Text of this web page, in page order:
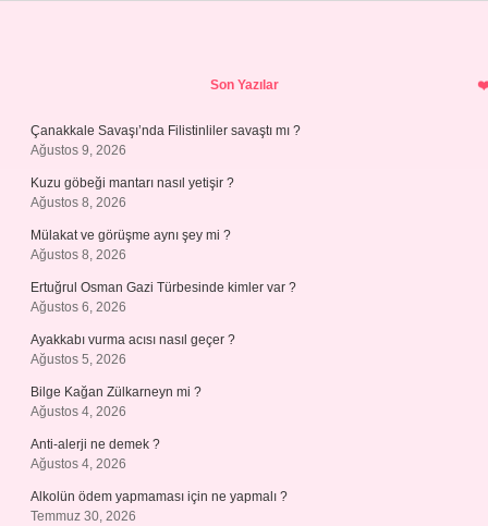
Son Yazılar
Çanakkale Savaşı’nda Filistinliler savaştı mı ?
Ağustos 9, 2026
Kuzu göbeği mantarı nasıl yetişir ?
Ağustos 8, 2026
Mülakat ve görüşme aynı şey mi ?
Ağustos 8, 2026
Ertuğrul Osman Gazi Türbesinde kimler var ?
Ağustos 6, 2026
Ayakkabı vurma acısı nasıl geçer ?
Ağustos 5, 2026
Bilge Kağan Zülkarneyn mi ?
Ağustos 4, 2026
Anti-alerji ne demek ?
Ağustos 4, 2026
Alkolün ödem yapmaması için ne yapmalı ?
Temmuz 30, 2026